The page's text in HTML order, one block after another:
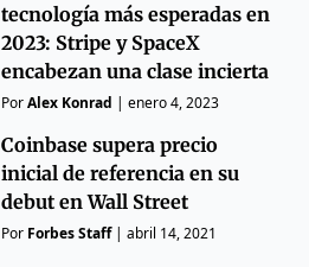
tecnología más esperadas en
2023: Stripe y SpaceX
encabezan una clase incierta
PorAlex Konrad |enero 4, 2023
Coinbase supera precio
inicial de referencia en su
debut en Wall Street
Por Forbes Staff|abril 14, 2021